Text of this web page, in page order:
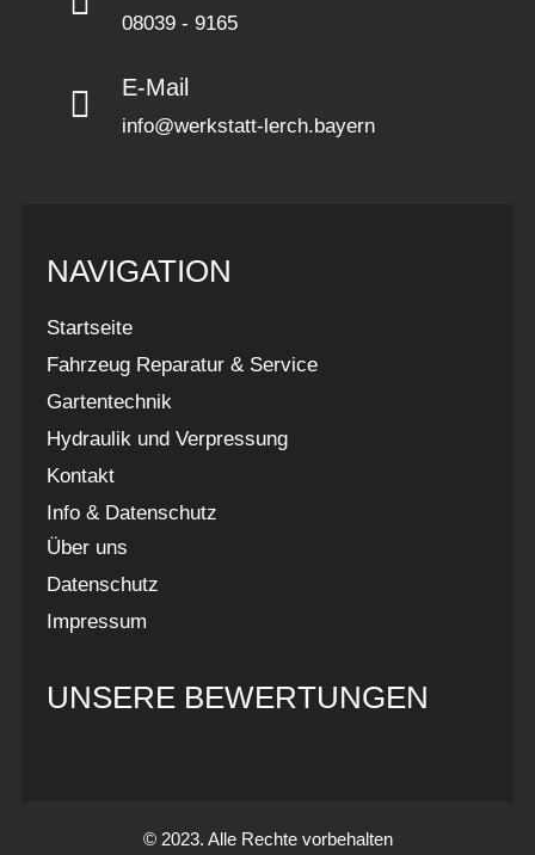
08039 - 9165
E-Mail
info@werkstatt-lerch.bayern
NAVIGATION
Startseite
Fahrzeug Reparatur & Service
Gartentechnik
Hydraulik und Verpressung
Kontakt
Info & Datenschutz
Über uns
Datenschutz
Impressum
UNSERE BEWERTUNGEN
© 2023. Alle Rechte vorbehalten